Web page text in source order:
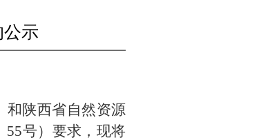
公示
和陕西省自然资源
55号）要求，现将